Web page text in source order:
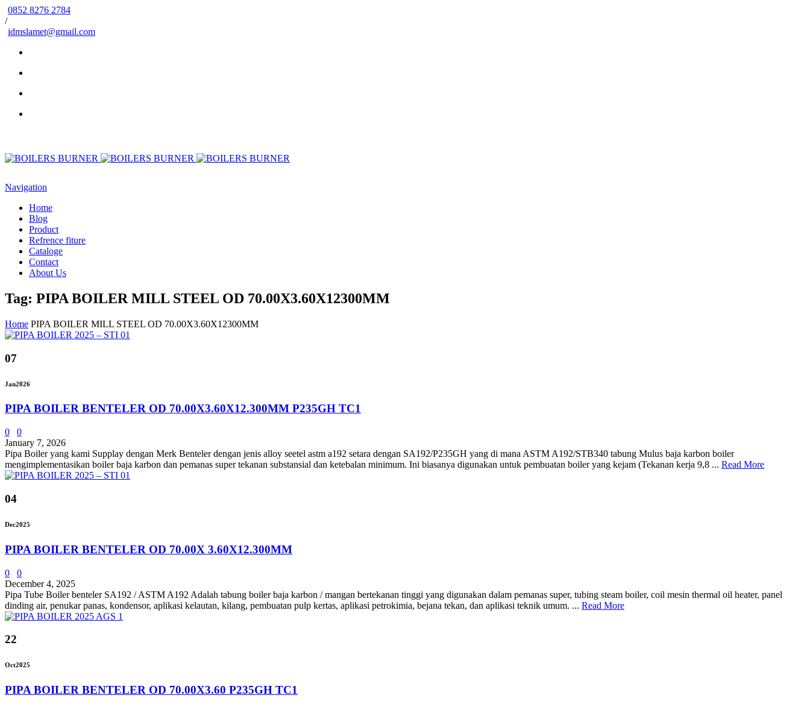
0852 8276 2784
/
idmslamet@gmail.com
Navigation
Home
Blog
Product
Refrence fiture
Cataloge
Contact
About Us
Tag: PIPA BOILER MILL STEEL OD 70.00X3.60X12300MM
Home PIPA BOILER MILL STEEL OD 70.00X3.60X12300MM
07
Jan2026
PIPA BOILER BENTELER OD 70.00X3.60X12.300MM P235GH TC1
0
0
January 7, 2026
Pipa Boiler yang kami Supplay dengan Merk Benteler dengan jenis alloy seetel astm a192 setara dengan SA192/P235GH yang di mana ASTM A192/STB340 tabung Mulus baja karbon boiler
mengimplementasikan boiler baja karbon dan pemanas super tekanan substansial dan ketebalan minimum. Ini biasanya digunakan untuk pembuatan boiler yang kejam (Tekanan kerja 9,8 ... Read More
04
Dec2025
PIPA BOILER BENTELER OD 70.00X 3.60X12.300MM
0
0
December 4, 2025
Pipa Tube Boiler benteler SA192 / ASTM A192 Adalah tabung boiler baja karbon / mangan bertekanan tinggi yang digunakan dalam pemanas super, tubing steam boiler, coil mesin thermal oil heater, panel
dinding air, penukar panas, kondensor, aplikasi kelautan, kilang, pembuatan pulp kertas, aplikasi petrokimia, bejana tekan, dan aplikasi teknik umum. ... Read More
22
Oct2025
PIPA BOILER BENTELER OD 70.00X3.60 P235GH TC1